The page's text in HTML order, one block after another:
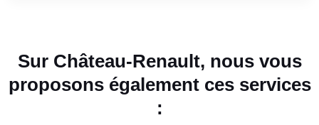
Sur Château-Renault, nous vous
proposons également ces services
: